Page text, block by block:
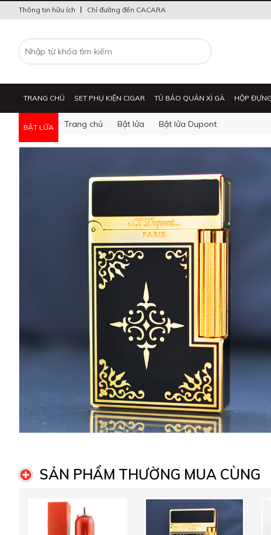
Thông tin hữu ích Chỉ đường đến CACARA
TRANG CHỦ SET PHỤ KIỆN CIGAR TỦ BẢO QUẢN XÌ GÀ HỘP
BẬT LỬA Trang chủ Bật lửa Bật lửa Dupont
SẢN PHẨM THƯỜNG MUA CÙNG